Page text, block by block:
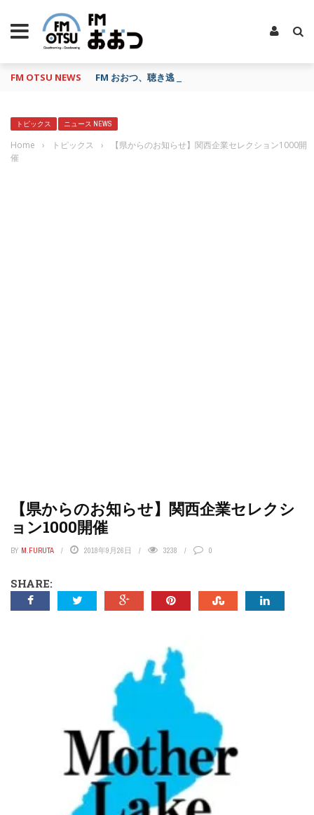
FM OTSU NEWS FM おおつ、聴き逃し番組配信サービス「shelfs」
トピックス ニュース NEWS
Home › トピックス ›
【県からのお知らせ】関西企業セレクション1000開
催
【県からのお知らせ】関西企業セレクシ
ョン1000開催
BY M.FURUTA 2018年9月26日 3238 0
SHARE: